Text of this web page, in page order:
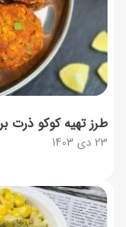
23 دی 1403
طرز تهیه کوکو ذرت